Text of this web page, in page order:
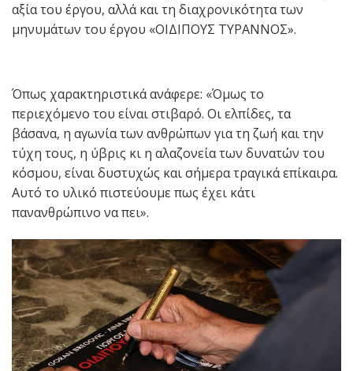
αξία του έργου, αλλά και τη διαχρονικότητα των
μηνυμάτων του έργου «ΟΙΔΙΠΟΥΣ ΤΥΡΑΝΝΟΣ».
Όπως χαρακτηριστικά ανάφερε: «Όμως το
περιεχόμενο του είναι στιβαρό. Οι ελπίδες, τα
βάσανα, η αγωνία των ανθρώπων για τη ζωή και την
τύχη τους, η ύβρις κι η αλαζονεία των δυνατών του
κόσμου, είναι δυστυχώς και σήμερα τραγικά επίκαιρα.
Αυτό το υλικό πιστεύουμε πως έχει κάτι
πανανθρώπινο να πει».